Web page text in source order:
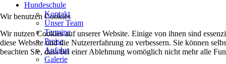
Hundeschule
Kontakt
Unser Team
Termine
Preise
Anfahrt
Galerie
Wir benutzen Cookies
Wir nutzen Cookies auf unserer Website. Einige von ihnen sind
diese Website und die Nutzererfahrung zu verbessern. Sie können
beachten Sie, dass bei einer Ablehnung womöglich nicht mehr alle